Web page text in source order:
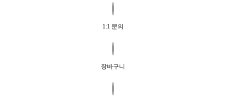
1:1 문의
장바구니